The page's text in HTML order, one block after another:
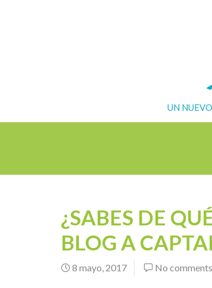
UN
¿SABES DE
BLOG A
8 mayo, 2017 No comments